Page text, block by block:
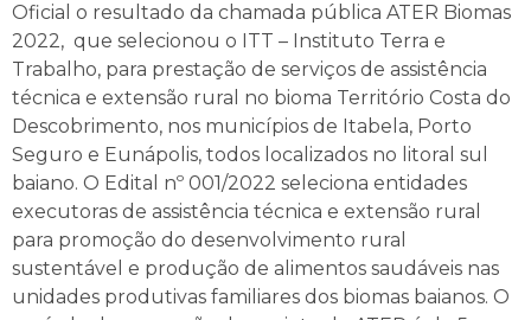
Oficial o resultado da chamada pública ATER Biomas
2022, que selecionou o ITT – Instituto Terra e
Trabalho, para prestação de serviços de assistência
técnica e extensão rural no bioma Território Costa do
Descobrimento, nos municípios de Itabela, Porto
Seguro e Eunápolis, todos localizados no litoral sul
baiano. O Edital nº 001/2022 seleciona entidades
executoras de assistência técnica e extensão rural
para promoção do desenvolvimento rural
sustentável e produção de alimentos saudáveis nas
unidades produtivas familiares dos biomas baianos. O